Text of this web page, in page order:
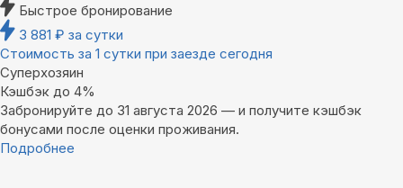
Быстрое бронирование
3 881 ₽ за сутки
Стоимость за 1 сутки при заезде сегодня
Суперхозяин
Кэшбэк до 4%
Забронируйте до 31 августа 2026 — и получите кэшбэк
бонусами после оценки проживания.
Подробнее